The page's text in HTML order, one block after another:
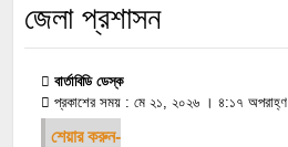
জেলা প্রশাসন
বার্তাবিডি ডেস্ক
প্রকাশের সময় : মে ২১, ২০২৬ । ৪:১৭ অপরাহ্ণ
শেয়ার করুন-